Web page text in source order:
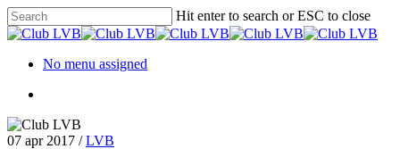
Hit enter to search or ESC to close
No menu assigned
07 apr 2017 /LVB